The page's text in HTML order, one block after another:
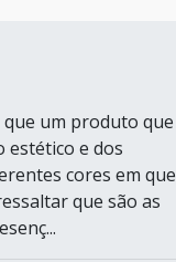
um produto que
estético e dos
cores em que
que são as